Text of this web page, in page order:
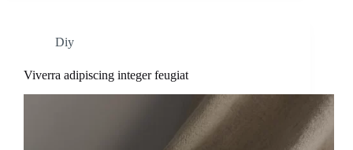
Diy
Viverra adipiscing integer feugiat